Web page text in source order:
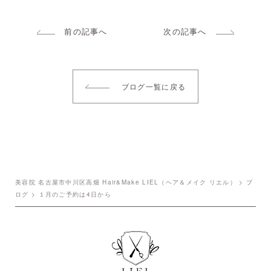
前の記事へ 次の記事へ
ブログ一覧に戻る
美容院 名古屋市中川区高畑 Hair&Make LIEL（ヘア＆メイク リエル） > ブ
ログ > １月のご予約は4日から